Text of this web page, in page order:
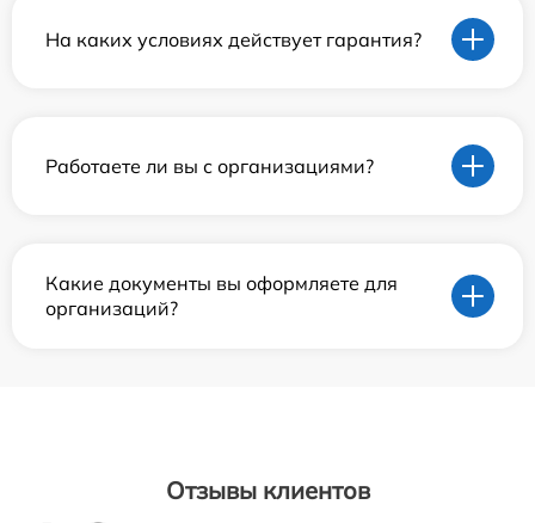
На каких условиях действует гарантия?
Работаете ли вы с организациями?
Какие документы вы оформляете для
организаций?
Отзывы клиентов